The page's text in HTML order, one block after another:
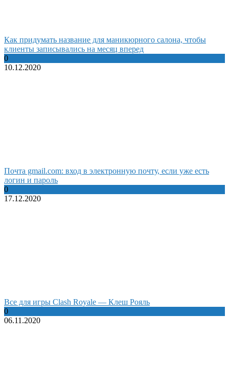
Как придумать название для маникюрного салона, чтобы
клиенты записывались на месяц вперед
0
10.12.2020
Почта gmail.com: вход в электронную почту, если уже есть
логин и пароль
0
17.12.2020
Все для игры Clash Royale — Клеш Рояль
0
06.11.2020